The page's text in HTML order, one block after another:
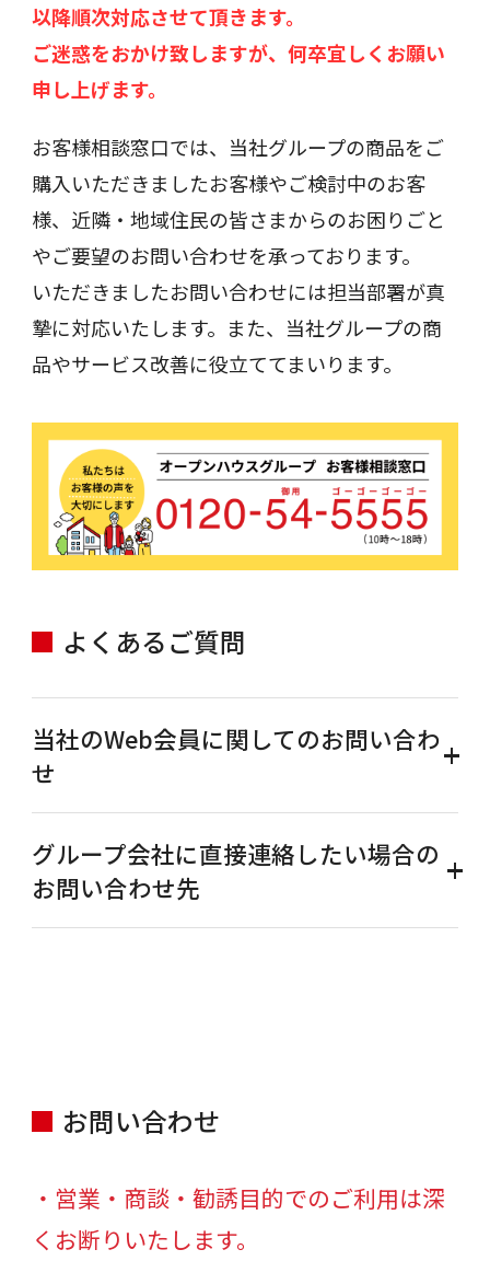
以降順次対応させて頂きます。
ご迷惑をおかけ致しますが、何卒宜しくお願い
申し上げます。
お客様相談窓口では、当社グループの商品をご
購入いただきましたお客様やご検討中のお客
様、近隣・地域住民の皆さまからのお困りごと
やご要望のお問い合わせを承っております。
いただきましたお問い合わせには担当部署が真
摯に対応いたします。また、当社グループの商
品やサービス改善に役立ててまいります。
よくあるご質問
当社のWeb会員に関してのお問い合わ
せ
グループ会社に直接連絡したい場合の
お問い合わせ先
お問い合わせ
・営業・商談・勧誘目的でのご利用は深
くお断りいたします。